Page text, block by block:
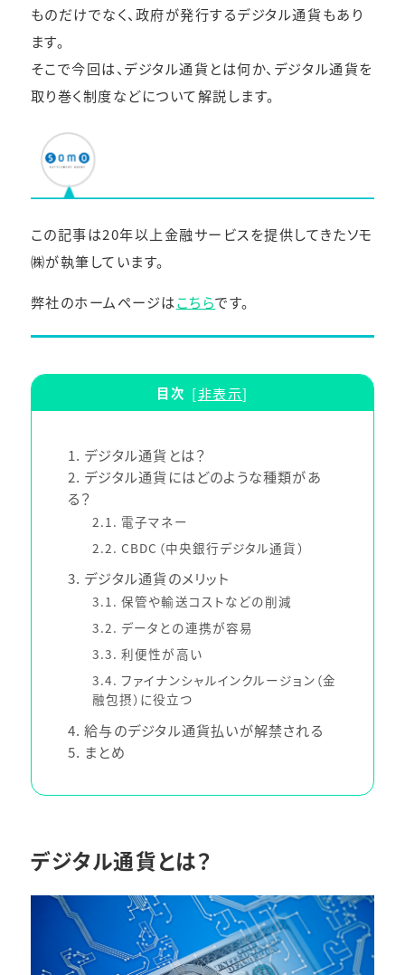
ものだけでなく、政府が発行するデジタル通貨もあり
ます。
そこで今回は、デジタル通貨とは何か、デジタル通貨を
取り巻く制度などについて解説します。
この記事は20年以上金融サービスを提供してきたソモ
㈱が執筆しています。
弊社のホームページはこちらです。
目次 [非表示]
1 デジタル通貨とは？
2 デジタル通貨にはどのような種類があ
る？
2.1
電子マネー
2.2 CBDC（中央銀行デジタル通貨）
3 デジタル通貨のメリット
3.1 保管や輸送コストなどの削減
3.2 データとの連携が容易
3.3 利便性が高い
3.4 ファイナンシャルインクルージョン（金
融包摂）に役立つ
4 給与のデジタル通貨払いが解禁される
5 まとめ
デジタル通貨とは？